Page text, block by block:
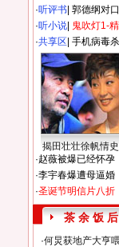
·听评书 郭德纲对
·听小说 鬼吹灯1-
·共享区 手机病毒
揭田壮壮徐帆情史
·赵薇被爆已经怀孕
·李宇春爆遭母逼婚
·圣诞节明信片八折
茶 余 饭 后
·何炅获地产大亨